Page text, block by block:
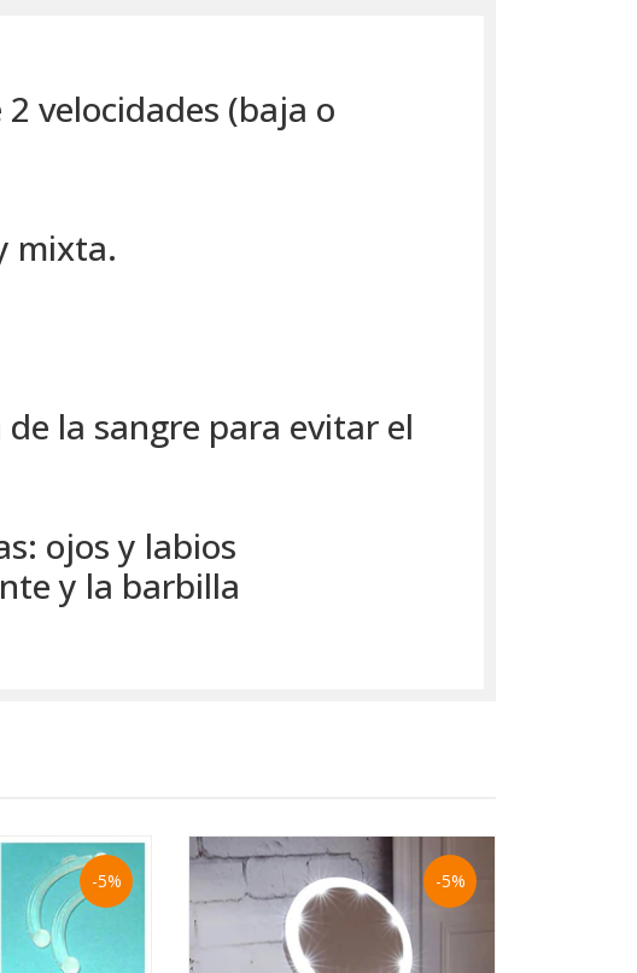
velocidades (baja o
mixta.
la sangre para evitar el
ojos y labios
y la barbilla
-5% -5%